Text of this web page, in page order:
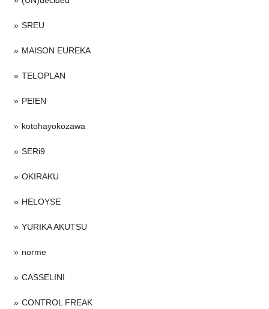
SREU
MAISON EUREKA
TELOPLAN
PEIEN
kotohayokozawa
SERi9
OKIRAKU
HELOYSE
YURIKA AKUTSU
norme
CASSELINI
CONTROL FREAK